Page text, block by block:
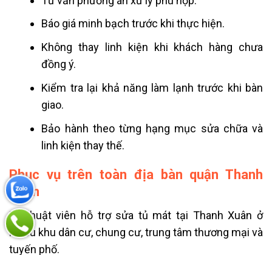
Báo giá minh bạch trước khi thực hiện.
Không thay linh kiện khi khách hàng chưa
đồng ý.
Kiểm tra lại khả năng làm lạnh trước khi bàn
giao.
Bảo hành theo từng hạng mục sửa chữa và
linh kiện thay thế.
Phục vụ trên toàn địa bàn quận Thanh
Xuân
Kỹ thuật viên hỗ trợ sửa tủ mát tại Thanh Xuân ở
nhiều khu dân cư, chung cư, trung tâm thương mại và
tuyến phố.